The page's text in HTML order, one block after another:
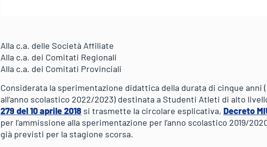
Alla c.a. delle Società Affiliate
Alla c.a. dei Comitati Regionali
Alla c.a. dei Comitati Provinciali
Considerata la sperimentazione didattica della durata di cinque anni
all’anno scolastico 2022/2023) destinata a Studenti Atleti di alto
279 del 10 aprile 2018 si trasmette la circolare esplicativa, Decreto
per l’ammissione alla sperimentazione per l’anno scolastico 2019/
già previsti per la stagione scorsa.